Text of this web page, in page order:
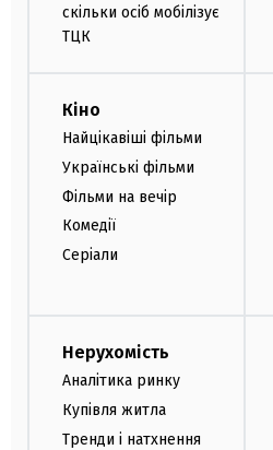
скільки осіб мобілізує
ТЦК
Кіно
Найцікавіші фільми
Українські фільми
Фільми на вечір
Комедії
Серіали
Нерухомість
Аналітика ринку
Купівля житла
Тренди і натхнення